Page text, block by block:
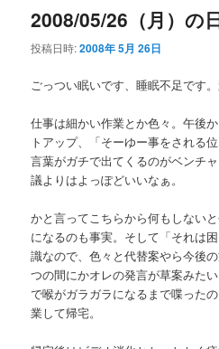
2008/05/26（月）の
投稿日時:2008年 5月 26日
ごっつい眠いです、睡眠不足です
仕事は細かい作業とか色々。午後
トアップ、「そーゆー事をされる
言葉がガチで出てくるのがベンチ
議よりはよっぽどいいなぁ。
かと言ってこちらから何もしない
になるのも事実。そして「それは
識なので、色々と代替案やら今後
つの間にかオレの発言が草案みた
で喉がガラガラになるまで喋った
業して帰宅。